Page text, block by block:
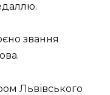
звання
Львівського